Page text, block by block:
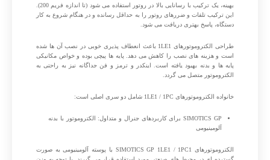
بهینه، یک ترکیب با رسانایی بالا در روتور استفاده می شود (تا اندازه فریم 200).
این ترکیب تلفات و ضررهای روتور را به حداقل رسانده و در هنگام شروع به کار
دستگاه، پاسخ بهتری دریافت می شود.
طراحی الکتروموتورهای 1LE1 باعث انعطاف پذیری خوبی در نصب آن ها شده
است و هزینه های نصب را کاهش می دهد. پایه ها پیچی بوده و خواص مکانیکی
پایه ها و بدنه بهبود یافته است. اینکدر و ترمز و فن جداگانه نیز به راحتی به
الکتروموتور متصل می گردد.
خانواده الکتروموتورهای 1LE1 / 1PC شامل دو سری اصلی است:
SIMOTICS GP برای کاربردهای جنرال و متداول: الکتروموتور با بدنه
آلومینیومی
الکتروموتورهای SIMOTICS GP 1LE1 / 1PC1 با پوسته آلومینیومی به صورت